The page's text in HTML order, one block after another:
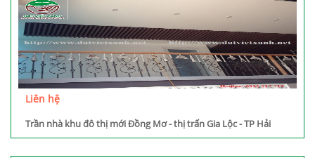
Liên hệ
Trần nhà khu đô thị mới Đồng Mơ - thị trấn Gia Lộc - TP Hải
Dương